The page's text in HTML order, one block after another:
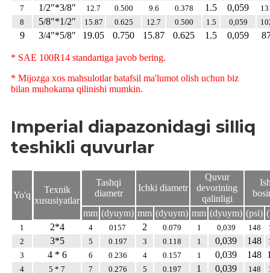
7
1/2"*3/8" 12.7 0.500 9.6 0.378 1.5 0,059
8
5/8"*1/2" 15.87 0.625 12.7 0.500 1.5 0,059
9 3/4"*5/8" 19.05 0.750 15.87 0.625 1.5 0,059
* SAE 100R14 standartiga javob bering.
* Mijozga xos mahsulotlar batafsil ma'lumot olish uchun biz
bilan muhokama qilinishi mumkin.
Imperial diapazonidagi silliq
teshikli quvurlar
Yo'q
Texnik
xususiyatlar
Tashqi
diametr
Ichki diametr
Quvur
devorining
qalinligi
mm (dyuym) mm (dyuym) mm (dyuym) (psi)
1 2*4 4 0157 2 0.079 1 0,039 148
2
3*5 5 0.197 3 0.118 1 0,039 148
3
4 * 6 6 0.236 4 0.157 1 0,039 148
4 5 * 7 7 0.276 5 0.197 1 0,039 148